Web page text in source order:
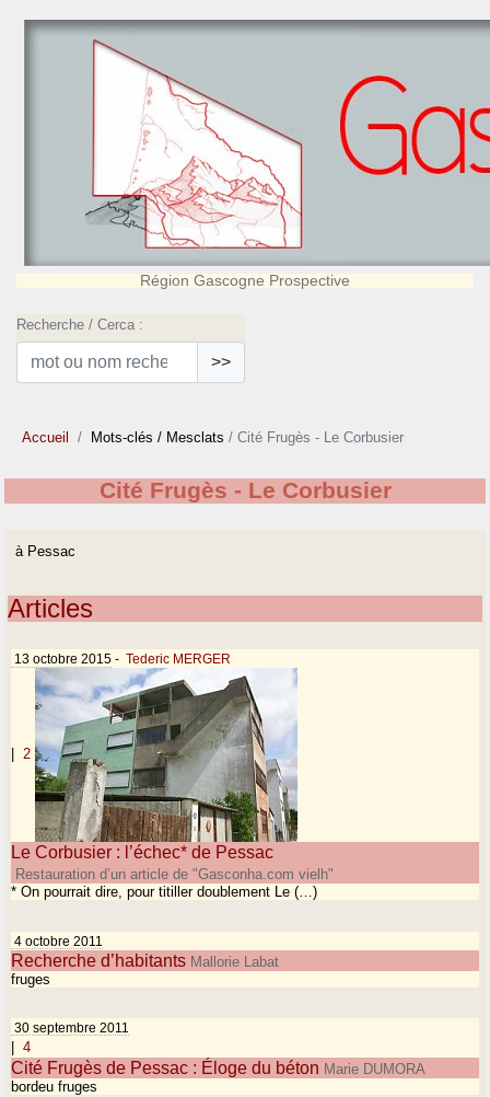
Région Gascogne Prospective
Recherche / Cerca :
>>
Accueil Mots-clés / Mesclats / Cité Frugès - Le Corbusier
Cité Frugès - Le Corbusier
à Pessac
Articles
13 octobre 2015 - Tederic MERGER
2
Le Corbusier : l’échec* de Pessac
Restauration d’un article de "Gasconha.com vielh"
* On pourrait dire, pour titiller doublement Le (…)
4 octobre 2011
Recherche d’habitants Mallorie Labat
fruges
30 septembre 2011
4
Cité Frugès de Pessac : Éloge du béton Marie DUMORA
bordeu fruges